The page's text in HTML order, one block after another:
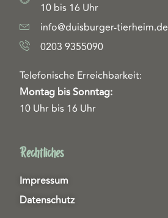
10 bis 16 Uhr
info@duisburger-tierheim.de
0203 9355090
Telefonische Erreichbarkeit:
Montag bis Sonntag:
10 Uhr bis 16 Uhr
Rechtliches
Impressum
Datenschutz